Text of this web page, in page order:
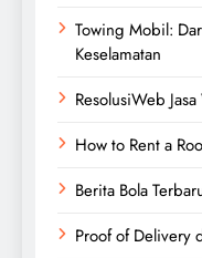
Towing Mobil:
Keselamatan
ResolusiWeb
How to Rent a
Berita Bola
Proof of Delivery